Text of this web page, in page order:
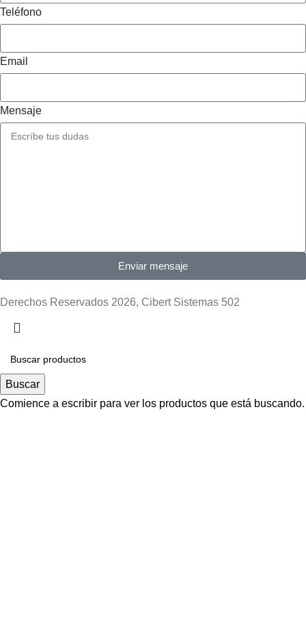
Teléfono
Email
Mensaje
Enviar mensaje
Derechos Reservados 2026, Cibert Sistemas 502
Buscar
Comience a escribir para ver los productos que está buscando.